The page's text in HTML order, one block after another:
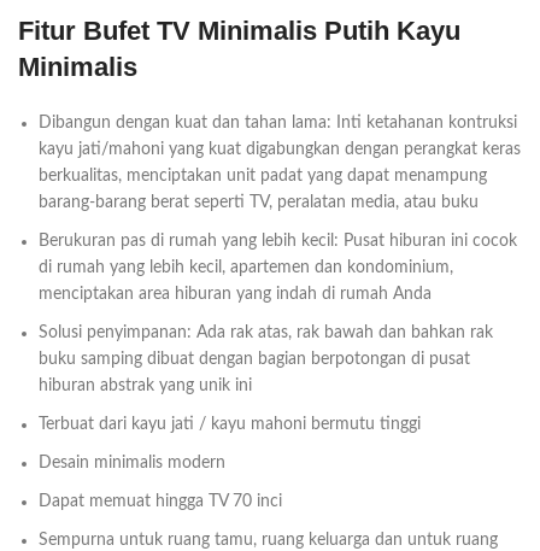
Fitur Bufet TV Minimalis Putih Kayu
Minimalis
Dibangun dengan kuat dan tahan lama: Inti ketahanan kontruksi
kayu jati/mahoni yang kuat digabungkan dengan perangkat keras
berkualitas, menciptakan unit padat yang dapat menampung
barang-barang berat seperti TV, peralatan media, atau buku
Berukuran pas di rumah yang lebih kecil: Pusat hiburan ini cocok
di rumah yang lebih kecil, apartemen dan kondominium,
menciptakan area hiburan yang indah di rumah Anda
Solusi penyimpanan: Ada rak atas, rak bawah dan bahkan rak
buku samping dibuat dengan bagian berpotongan di pusat
hiburan abstrak yang unik ini
Terbuat dari kayu jati / kayu mahoni bermutu tinggi
Desain minimalis modern
Dapat memuat hingga TV 70 inci
Sempurna untuk ruang tamu, ruang keluarga dan untuk ruang